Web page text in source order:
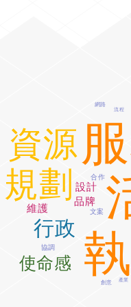
規劃
資源
行政
使命感
設計
品牌
維護
合作
文案
協調
網路
創意 產業
流程